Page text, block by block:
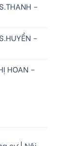
–
–
HOAN –